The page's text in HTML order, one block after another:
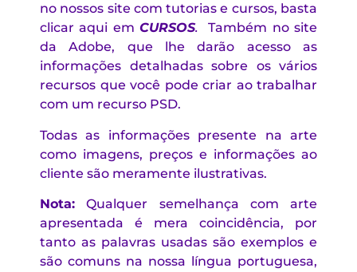
no nossos site com tutorias e cursos, basta
clicar aqui em CURSOS. Também no site
da Adobe, que lhe darão acesso as
informações detalhadas sobre os vários
recursos que você pode criar ao trabalhar
com um recurso PSD.
Todas as informações presente na arte
como imagens, preços e informações ao
cliente são meramente ilustrativas.
Nota: Qualquer semelhança com arte
apresentada é mera coincidência, por
tanto as palavras usadas são exemplos e
são comuns na nossa língua portuguesa,